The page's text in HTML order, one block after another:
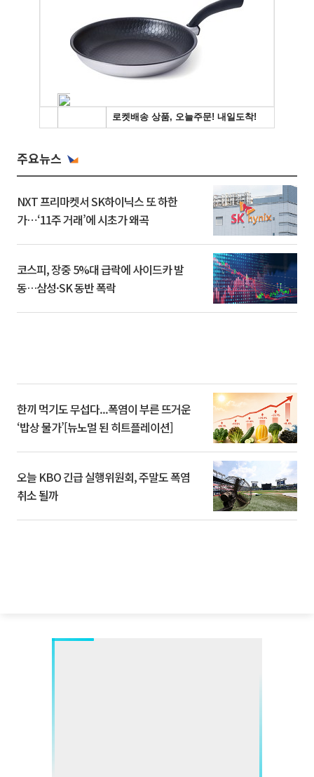
주요뉴스
NXT 프리마켓서 SK하이닉스 또 하한
가⋯‘11주 거래’에 시초가 왜곡
코스피, 장중 5%대 급락에 사이드카 발
동…삼성·SK 동반 폭락
한끼 먹기도 무섭다...폭염이 부른 뜨거운
‘밥상 물가’[뉴노멀 된 히트플레이션]
오늘 KBO 긴급 실행위원회, 주말도 폭염
취소 될까